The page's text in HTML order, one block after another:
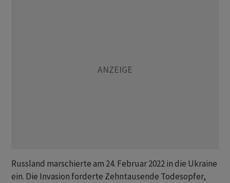
Russland marschierte am 24. Februar 2022 in die Ukraine
ein. Die Invasion forderte Zehntausende Todesopfer,